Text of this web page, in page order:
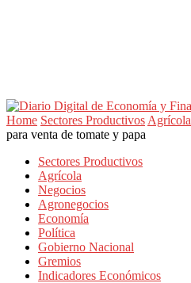
Home Sectores Productivos Agrícola
para venta de tomate y papa
Sectores Productivos
Agrícola
Negocios
Agronegocios
Economía
Política
Gobierno Nacional
Gremios
Indicadores Económicos